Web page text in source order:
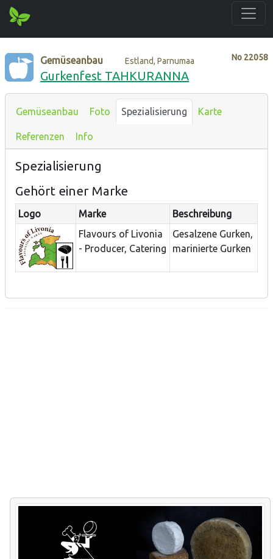
No 22058
Gemüseanbau Estland, Parnumaa
Gurkenfest TAHKURANNA
Gemüseanbau Foto Spezialisierung Karte
Referenzen Info
Spezialisierung
Gehört einer Marke
Logo Marke
Beschreibung
Flavours of Livonia
- Producer, Catering
Gesalzene Gurken,
marinierte Gurken